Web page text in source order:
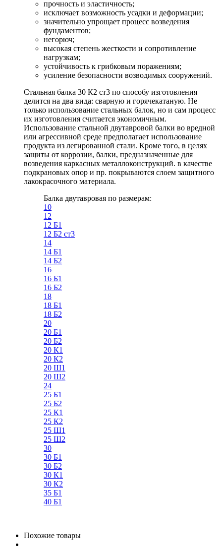
прочность и эластичность;
исключает возможность усадки и деформации;
значительно упрощает процесс возведения
фундаментов;
негорюч;
высокая степень жесткости и сопротивление
нагрузкам;
устойчивость к грибковым поражениям;
усиление безопасности возводимых сооружений.
Стальная балка 30 К2 ст3 по способу изготовления
делится на два вида: сварную и горячекатаную. Не
только использование стальных балок, но и сам процесс
их изготовления считается экономичным.
Использование стальной двутавровой балки во вредной
или агрессивной среде предполагает использование
продукта из легированной стали. Кроме того, в целях
защиты от коррозии, балки, предназначенные для
возведения каркасных металлоконструкций. в качестве
подкрановых опор и пр. покрываются слоем защитного
лакокрасочного материала.
Балка двутавровая по размерам:
10
12
12 Б1
12 Б2 ст3
14
14 Б1
14 Б2
16
16 Б1
16 Б2
18
18 Б1
18 Б2
20
20 Б1
20 Б2
20 К1
20 К2
20 Ш1
20 Ш2
24
25 Б1
25 Б2
25 К1
25 К2
25 Ш1
25 Ш2
30
30 Б1
30 Б2
30 К1
30 К2
35 Б1
40 Б1
Похожие товары